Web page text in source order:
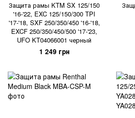
Защита рамы KTM SX 125/150
'16-'22, EXC 125/150/300 TPI
'17-'18, SXF 250/350/450 '16-'18,
EXCF 250/350/450/500 '17-'23,
UFO KT04066001 черный
1 249 грн